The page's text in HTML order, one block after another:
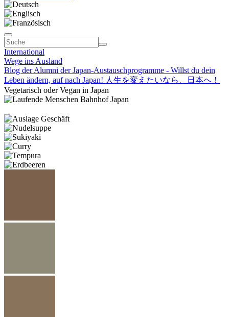
International
Wege ins Ausland
Blog der Alumni der Japan-Austauschprogramme - Willst du dein
Leben ändern, auf nach Japan! 人生を変えたいなら、日本へ！
Vegetarisch oder Vegan in Japan